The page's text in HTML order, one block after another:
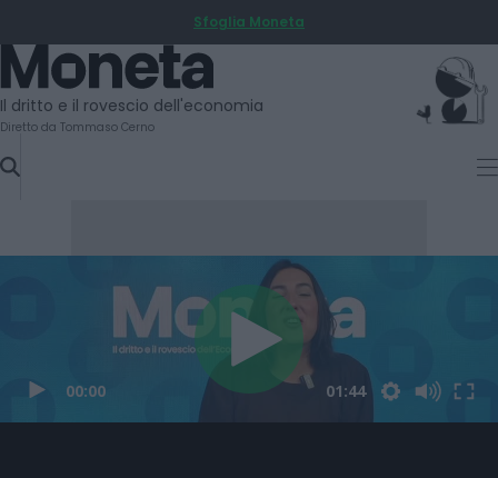
TO
CONTENT
Sfoglia Moneta
Moneta
Il dritto e il rovescio dell'economia
Diretto da Tommaso Cerno